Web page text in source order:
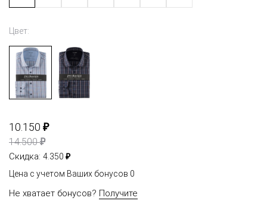
Цвет:
10.150 ₽
14.500₽
Скидка: 4.350 ₽
Цена с учетом Ваших бонусов 0
Не хватает бонусов? Получите